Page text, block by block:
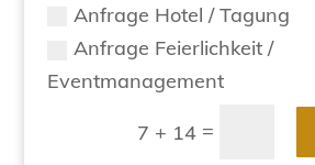
Anfrage Hotel / Tagung
Anfrage Feierlichkeit /
Eventmanagement
7 + 14 =